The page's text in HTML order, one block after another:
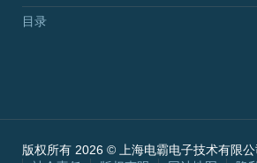
目录
版权所有 2026 © 上海电霸电子技术有限公